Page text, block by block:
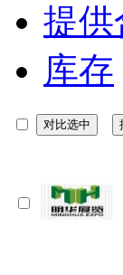
提供
库存